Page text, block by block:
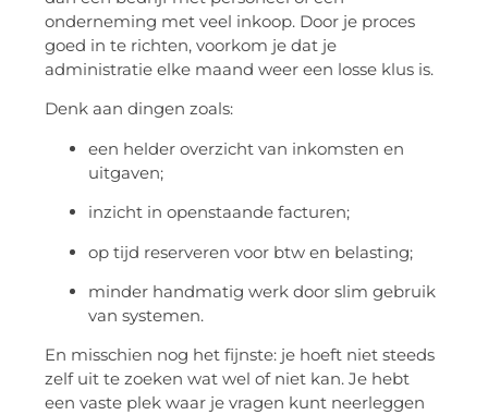
onderneming met veel inkoop. Door je proces
goed in te richten, voorkom je dat je
administratie elke maand weer een losse klus is.
Denk aan dingen zoals:
een helder overzicht van inkomsten en
uitgaven;
inzicht in openstaande facturen;
op tijd reserveren voor btw en belasting;
minder handmatig werk door slim gebruik
van systemen.
En misschien nog het fijnste: je hoeft niet steeds
zelf uit te zoeken wat wel of niet kan. Je hebt
een vaste plek waar je vragen kunt neerleggen